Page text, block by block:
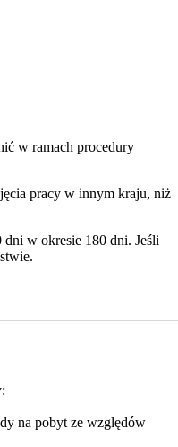
w ramach procedury
pracy w innym kraju, niż
dni w okresie 180 dni. Jeśli
na pobyt ze względów